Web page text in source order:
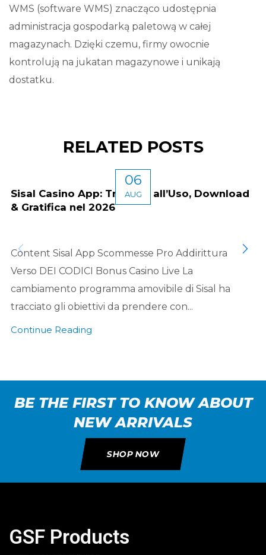
WMS (software WMS) znacząco udostępnia
administracja gospodarką paletową w całej
magazynach. Dzięki czemu, firmy owocnie
kontrolują na jukatan magazynowe i unikają
dostatku.
RELATED POSTS
06
AUG
Sisal Casino App: Trattato all’Uso, Download
& Gratifica nel 2026
Content Sisal App Scommesse Pro Addirittura
Verso DEI CODICI Bonus Casinо Live La
cambiamento programma amovibile di Sisal ha
tracciato gli obiettivi da prendere con...
Continue Reading
BE THE FIRST TO KNOW ABOUT
NEW ARRIVALS
SHOP NOW
GSF Products